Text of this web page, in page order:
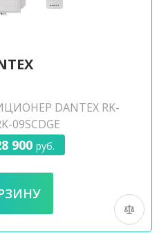
DANTEX RK-
09SCDGE
900 руб.